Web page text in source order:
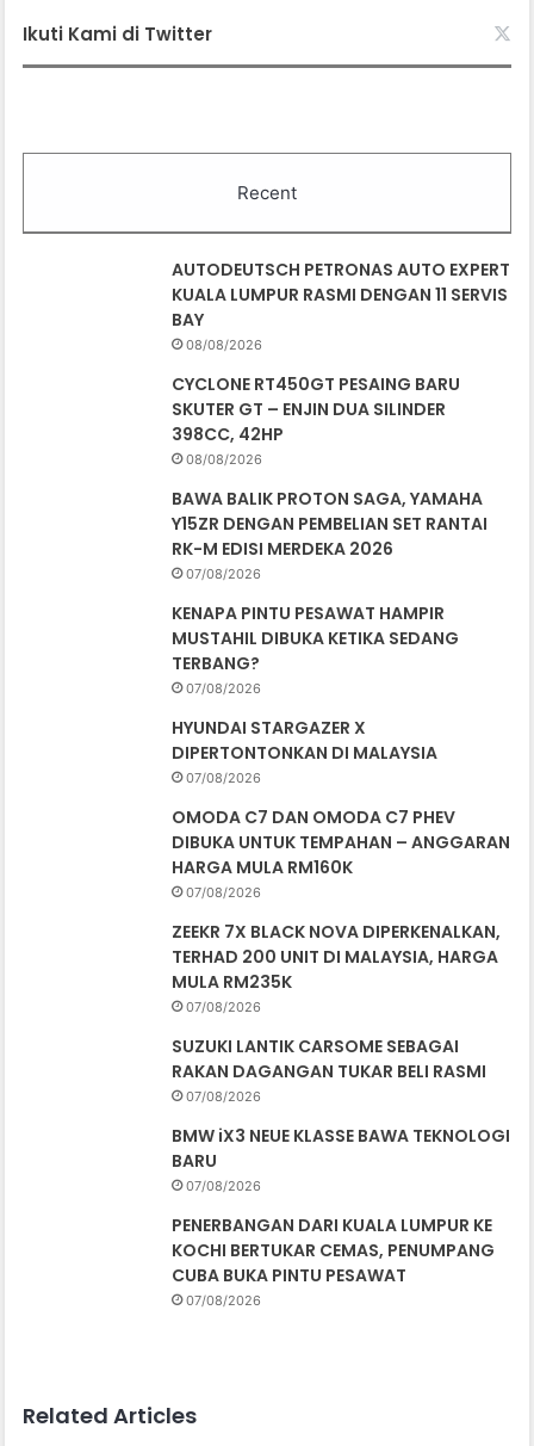
Ikuti Kami di Twitter
Recent
AUTODEUTSCH PETRONAS AUTO EXPERT
KUALA LUMPUR RASMI DENGAN 11 SERVIS
BAY
08/08/2026
CYCLONE RT450GT PESAING BARU
SKUTER GT – ENJIN DUA SILINDER
398CC, 42HP
08/08/2026
BAWA BALIK PROTON SAGA, YAMAHA
Y15ZR DENGAN PEMBELIAN SET RANTAI
RK-M EDISI MERDEKA 2026
07/08/2026
KENAPA PINTU PESAWAT HAMPIR
MUSTAHIL DIBUKA KETIKA SEDANG
TERBANG?
07/08/2026
HYUNDAI STARGAZER X
DIPERTONTONKAN DI MALAYSIA
07/08/2026
OMODA C7 DAN OMODA C7 PHEV
DIBUKA UNTUK TEMPAHAN – ANGGARAN
HARGA MULA RM160K
07/08/2026
ZEEKR 7X BLACK NOVA DIPERKENALKAN,
TERHAD 200 UNIT DI MALAYSIA, HARGA
MULA RM235K
07/08/2026
SUZUKI LANTIK CARSOME SEBAGAI
RAKAN DAGANGAN TUKAR BELI RASMI
07/08/2026
BMW iX3 NEUE KLASSE BAWA TEKNOLOGI
BARU
07/08/2026
PENERBANGAN DARI KUALA LUMPUR KE
KOCHI BERTUKAR CEMAS, PENUMPANG
CUBA BUKA PINTU PESAWAT
07/08/2026
Related Articles